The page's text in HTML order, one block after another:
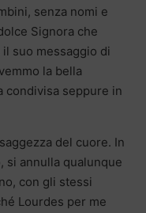
senza nomi e
Signora che
suo messaggio di
la bella
condivisa seppure in
del cuore. In
si annulla qualunque
con gli stessi
Lourdes per me